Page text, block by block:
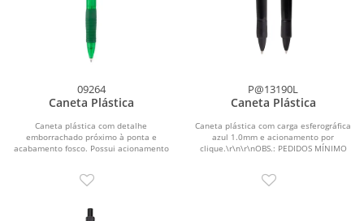
09264
Caneta Plástica
Caneta plástica com detalhe
emborrachado próximo à ponta e
acabamento fosco. Possui acionamento
P@13190L
Caneta Plástica
Caneta plástica com carga esferográfica
azul 1.0mm e acionamento por
clique.\r\n\r\nOBS.: PEDIDOS MÍNIMO